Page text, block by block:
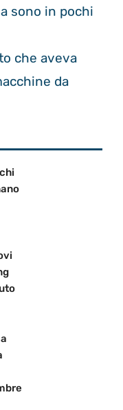
sono in pochi
che aveva
da